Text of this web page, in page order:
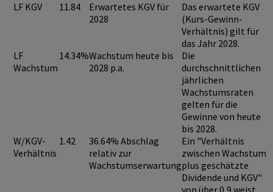
LF KGV 11.84
Erwartetes KGV für
2028
Das erwartete KGV
(Kurs-Gewinn-
Verhältnis) gilt für
das Jahr 2028.
LF
Wachstum
14.34%Wachstum heute bis
2028 p.a.
Die
durchschnittlichen
jährlichen
Wachstumsraten
gelten für die
Gewinne von heute
bis 2028.
W/KGV-
Verhältnis
1.42
36.64% Abschlag
relativ zur
Wachstumserwartung
Ein "Verhältnis
zwischen Wachstum
plus geschätzte
Dividende und KGV"
von über 0,9 weist